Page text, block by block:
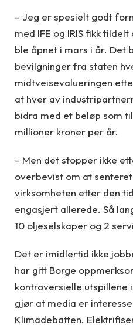
– Jeg er spesielt godt
med IFE og IRIS fikk
ble åpnet i mars i år. Det
bevilgninger fra staten
midtveisevalueringen
at hver av
bidra med et beløp som
millioner kroner per år.
– Men det stopper ikke
overbevist om at
virksomheten etter den
engasjert allerede. Så
10 oljeselskaper og 2
Det er imidlertid ikke
har gitt Borge
kontroversielle utspillene
gjør at media er
Klimadebatten.